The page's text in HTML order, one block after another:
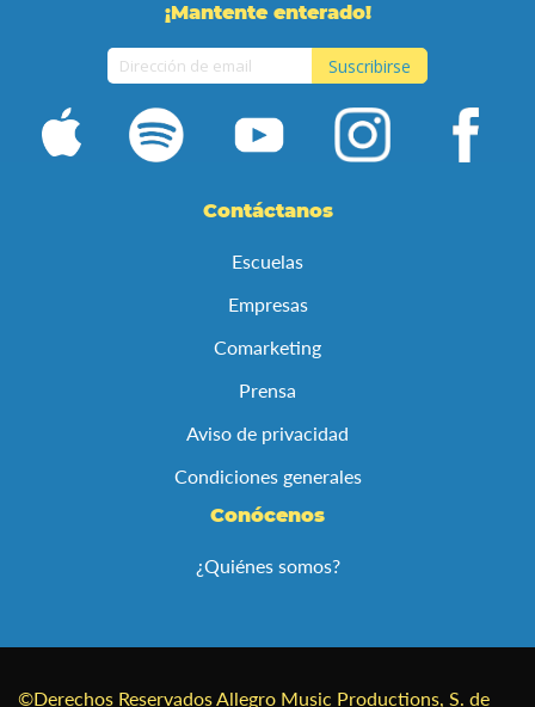
Conócenos
¿Quiénes somos?
Contáctanos
Escuelas
Empresas
Comarketing
Prensa
Aviso de privacidad
Condiciones generales
¡Mantente enterado!
Inscríbase
nuestro
Suscribirse
©Derechos Reservados Allegro Music Productions, S. de